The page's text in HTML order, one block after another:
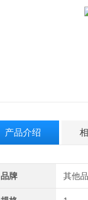
产品介绍
品牌 其他